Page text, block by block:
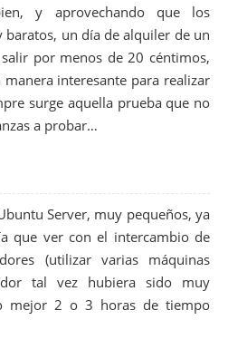
y aprovechando que los
baratos, un día de alquiler de un
por menos de 20 céntimos,
interesante para realizar
surge aquella prueba que no
a probar…
Server, muy pequeños, ya
que ver con el intercambio de
(utilizar varias máquinas
tal vez hubiera sido muy
mejor 2 o 3 horas de tiempo